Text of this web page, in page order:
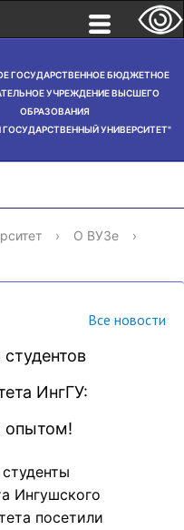
ГОСУДАРСТВЕННОЕ БЮДЖЕТНОЕ
УЧРЕЖДЕНИЕ ВЫСШЕГО
ОБРАЗОВАНИЯ
УНИВЕРСИТЕТ"
› О ВУЗе
›
Все новости
ИнгГУ:
опытом!
Ингушского
посетили